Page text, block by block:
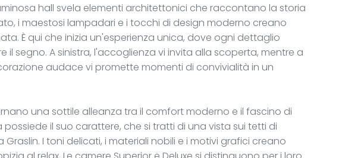
hall svela elementi architettonici che raccontano la storia
i maestosi lampadari e i tocchi di design moderno creano
È qui che inizia un'esperienza unica, dove ogni dettaglio
il segno. A sinistra, l'accoglienza vi invita alla scoperta, mentre a
audace vi promette momenti di convivialità in un
una sottile alleanza tra il comfort moderno e il fascino di
il suo carattere, che si tratti di una vista sui tetti di
Graslin. I toni delicati, i materiali nobili e i motivi grafici creano